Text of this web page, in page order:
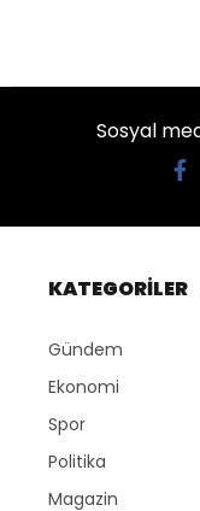
Sosyal
KATEGORİLER
Gündem
Ekonomi
Spor
Politika
Magazin